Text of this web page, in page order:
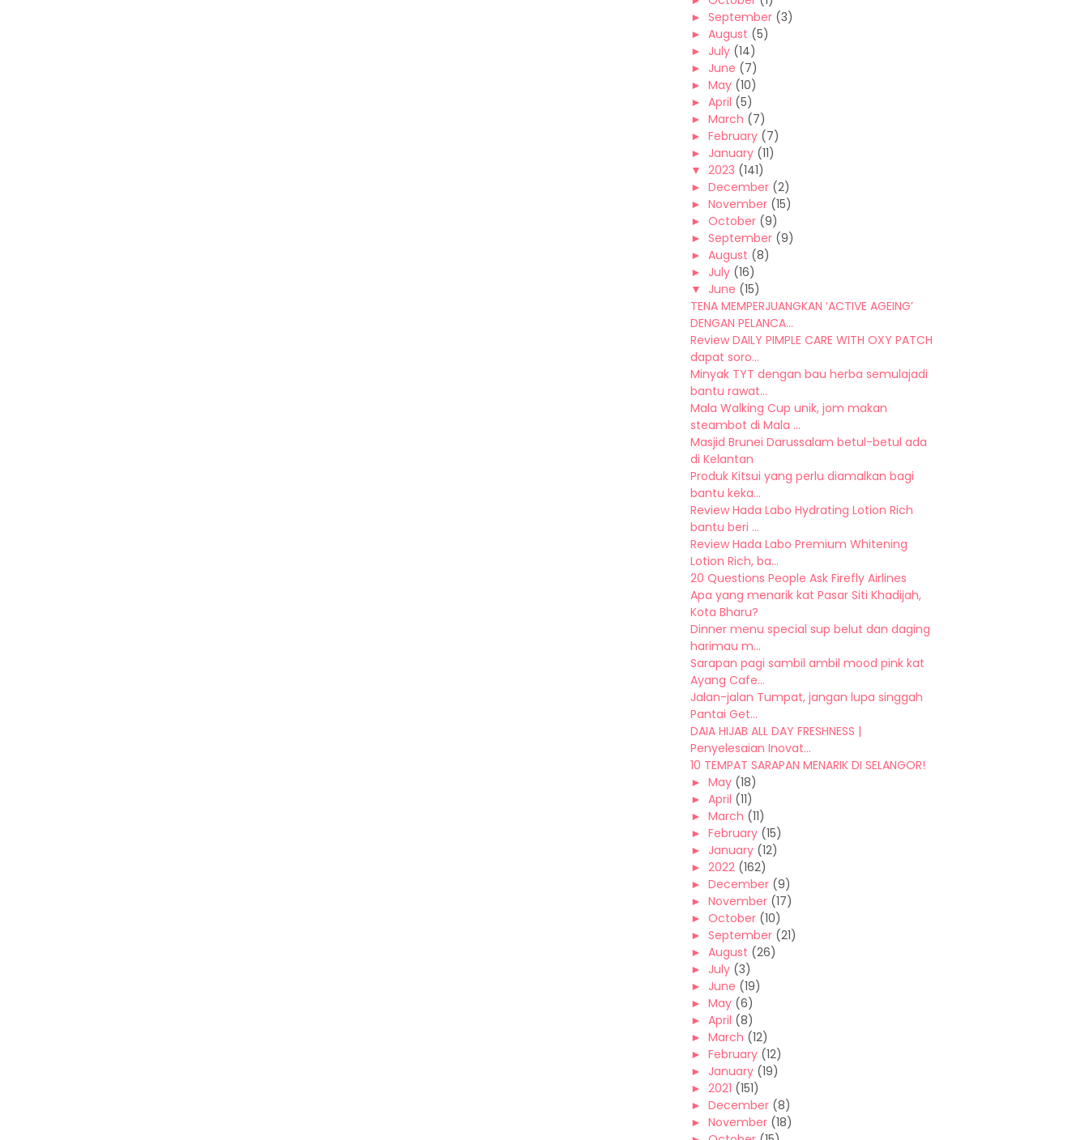
► September (3)
► August (5)
► July (14)
► June (7)
► May (10)
► April (5)
► March (7)
► February (7)
► January (11)
▼ 2023 (141)
► December (2)
► November (15)
► October (9)
► September (9)
► August (8)
► July (16)
▼ June (15)
TENA MEMPERJUANGKAN ‘ACTIVE AGEING’
DENGAN PELANCA...
Review DAILY PIMPLE CARE WITH OXY PATCH
dapat soro...
Minyak TYT dengan bau herba semulajadi
bantu rawat...
Mala Walking Cup unik, jom makan
steambot di Mala ...
Masjid Brunei Darussalam betul-betul ada
di Kelantan
Produk Kitsui yang perlu diamalkan bagi
bantu keka...
Review Hada Labo Hydrating Lotion Rich
bantu beri ...
Review Hada Labo Premium Whitening
Lotion Rich, ba...
20 Questions People Ask Firefly Airlines
Apa yang menarik kat Pasar Siti Khadijah,
Kota Bharu?
Dinner menu special sup belut dan daging
harimau m...
Sarapan pagi sambil ambil mood pink kat
Ayang Cafe...
Jalan-jalan Tumpat, jangan lupa singgah
Pantai Get...
DAIA HIJAB ALL DAY FRESHNESS |
Penyelesaian Inovat...
10 TEMPAT SARAPAN MENARIK DI SELANGOR!
► May (18)
► April (11)
► March (11)
► February (15)
► January (12)
► 2022 (162)
► December (9)
► November (17)
► October (10)
► September (21)
► August (26)
► July (3)
► June (19)
► May (6)
► April (8)
► March (12)
► February (12)
► January (19)
► 2021 (151)
► December (8)
► November (18)